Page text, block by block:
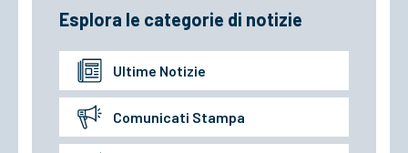
Esplora le categorie di notizie
Ultime Notizie
Comunicati Stampa